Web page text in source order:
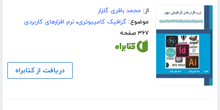
از: محمد باقری گلزار
موضوع:گرافیک کامپیوتری،نرم افزارهای کاربردی
۳۶۷ صفحه
دریافت از کتابراه